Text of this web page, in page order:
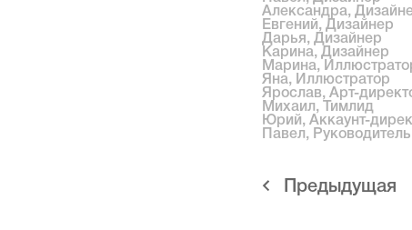
Александра,
Евгений, Дизайнер
Дарья, Дизайнер
Карина, Дизайнер
Марина,
Яна, Иллюстратор
Ярослав, Арт-
Михаил, Тимлид
Юрий, Аккаунт-
Павел,
Предыдущая